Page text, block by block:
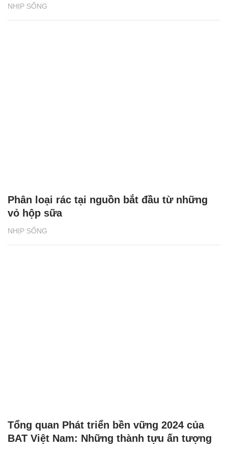
NHỊP SỐNG
NHỊP SỐNG
Phân loại rác tại nguồn bắt đầu từ những
vỏ hộp sữa
Tổng quan Phát triển bền vững 2024 của
BAT Việt Nam: Những thành tựu ấn tượng